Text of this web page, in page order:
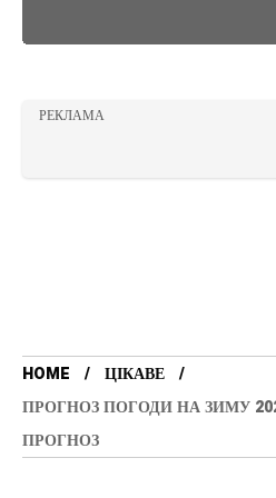
РЕКЛАМА
HOME
ЦІКАВЕ
ПРОГНОЗ ПОГОДИ НА ЗИМУ
ПРОГНОЗ